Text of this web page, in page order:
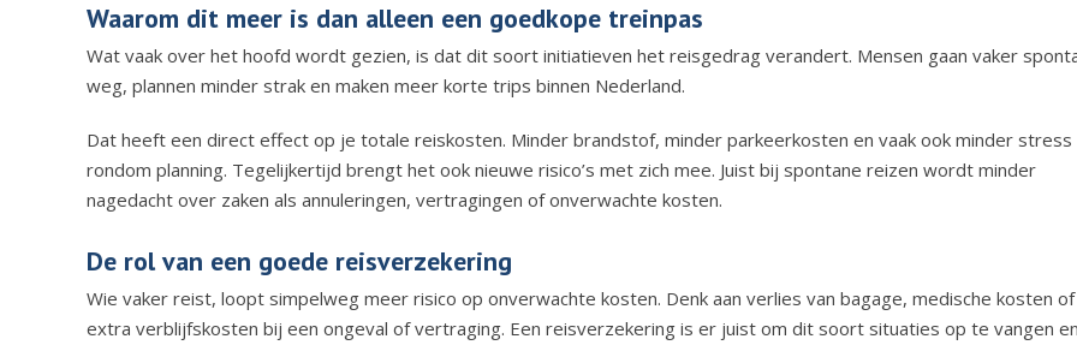
Waarom dit meer is dan alleen een goedkope treinpas
Wat vaak over het hoofd wordt gezien, is dat dit soort initiatieven het reisgedrag verandert. Mensen gaan vaker
weg, plannen minder strak en maken meer korte trips binnen Nederland.
Dat heeft een direct effect op je totale reiskosten. Minder brandstof, minder parkeerkosten en vaak ook minder stress
rondom planning. Tegelijkertijd brengt het ook nieuwe risico’s met zich mee. Juist bij spontane reizen wordt minder
nagedacht over zaken als annuleringen, vertragingen of onverwachte kosten.
De rol van een goede reisverzekering
Wie vaker reist, loopt simpelweg meer risico op onverwachte kosten. Denk aan verlies van bagage, medische kosten of
extra verblijfskosten bij een ongeval of vertraging. Een reisverzekering is er juist om dit soort situaties op te vangen en